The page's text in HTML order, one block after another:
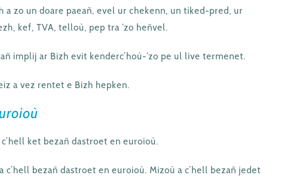
a zo un doare paeañ, evel ur chekenn, un tiked-pred, ur
kef, TVA, telloù, pep tra ‘zo heñvel.
implij ar Bizh evit kenderc’hoù-‘zo pe ul live termenet.
a vez rentet e Bizh hepken.
ket bezañ dastroet en euroioù.
c’hell bezañ dastroet en euroioù. Mizoù a c’hell bezañ jedet